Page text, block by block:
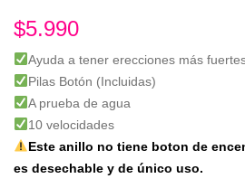
$5.990
Ayuda a tener erecciones más
Pilas Botón (Incluidas)
A prueba de agua
10 velocidades
Este anillo no tiene boton de
es desechable y de único uso.